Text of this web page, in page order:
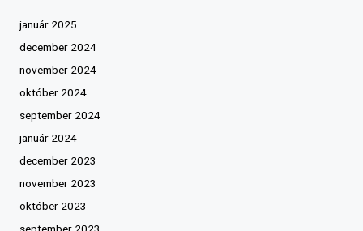
január 2025
december 2024
november 2024
október 2024
september 2024
január 2024
december 2023
november 2023
október 2023